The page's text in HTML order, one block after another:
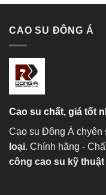
CAO SU ĐÔNG Á
Cao su chất, giá tốt
Cao su Đông Á chyên
loại. Chính hãng -
công cao su kỹ